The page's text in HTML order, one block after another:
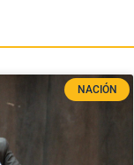
NACIÓN